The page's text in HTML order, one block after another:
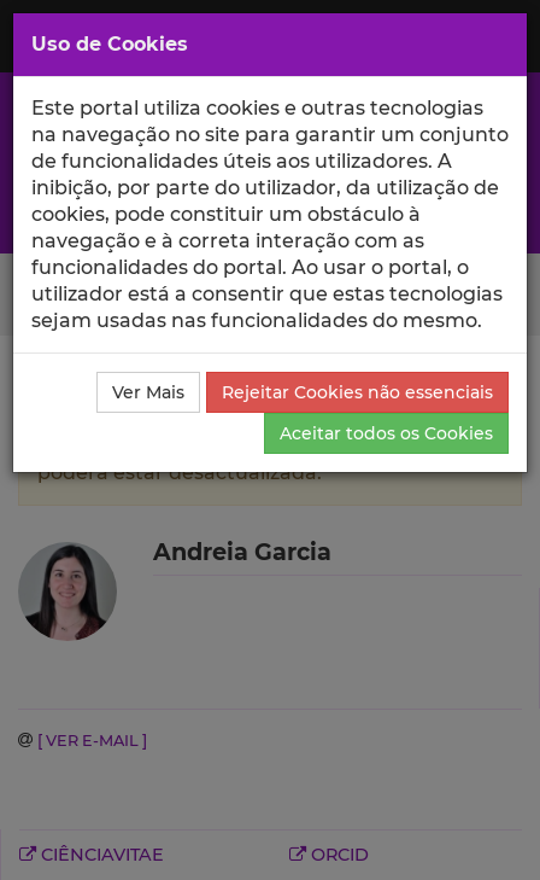
Saltar
para
Conteúdo
Principal
A excelência da investigação e ciência no Iscte
Search Button
Ciência_Iscte Autores Andreia Garcia Currículo
A informação contida neste perfil público
poderá estar desactualizada.
Andreia Garcia
[ VER E-MAIL ]
CIÊNCIAVITAE ORCID
Uso de Cookies
Este portal utiliza cookies e outras tecnologias
na navegação no site para garantir um conjunto
de funcionalidades úteis aos utilizadores. A
inibição, por parte do utilizador, da utilização de
cookies, pode constituir um obstáculo à
navegação e à correta interação com as
funcionalidades do portal. Ao usar o portal, o
utilizador está a consentir que estas tecnologias
sejam usadas nas funcionalidades do mesmo.
Ver Mais
Rejeitar Cookies não essenciais
Aceitar todos os Cookies